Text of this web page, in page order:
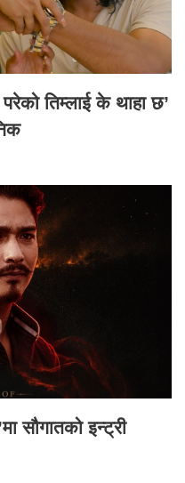
तिम्लाई के थाहा छ’
सौगातको इन्ट्री